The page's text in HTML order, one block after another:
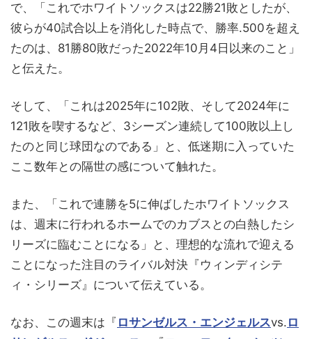
で、「これでホワイトソックスは22勝21敗としたが、
彼らが40試合以上を消化した時点で、勝率.500を超え
たのは、81勝80敗だった2022年10月4日以来のこと」
と伝えた。
そして、「これは2025年に102敗、そして2024年に
121敗を喫するなど、3シーズン連続して100敗以上し
たのと同じ球団なのである」と、低迷期に入っていた
ここ数年との隔世の感について触れた。
また、「これで連勝を5に伸ばしたホワイトソックス
は、週末に行われるホームでのカブスとの白熱したシ
リーズに臨むことになる」と、理想的な流れで迎える
ことになった注目のライバル対決『ウィンディシテ
ィ・シリーズ』について伝えている。
なお、この週末は『 ロサンゼルス・エンジェルスvs. ロ